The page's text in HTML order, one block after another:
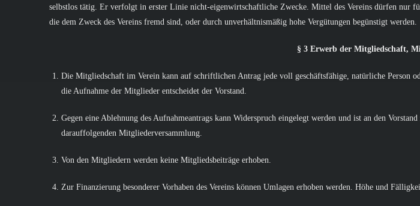
selbstlos tätig. Er verfolgt in erster Linie nicht-eigenwirtschaftliche Zwecke. Mittel des Vereins dürfen nur
die dem Zweck des Vereins fremd sind, oder durch unverhältnismäßig hohe Vergütungen begünstigt werden.
§ 3 Erwerb der Mitgliedschaft,
Die Mitgliedschaft im Verein kann auf schriftlichen Antrag jede voll geschäftsfähige, natürliche Person
die Aufnahme der Mitglieder entscheidet der Vorstand.
Gegen eine Ablehnung des Aufnahmeantrags kann Widerspruch eingelegt werden und ist an den
darauffolgenden Mitgliederversammlung.
Von den Mitgliedern werden keine Mitgliedsbeiträge erhoben.
Zur Finanzierung besonderer Vorhaben des Vereins können Umlagen erhoben werden. Höhe und